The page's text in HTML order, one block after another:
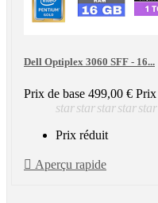
Dell Optiplex 3060 SFF - 16...
Prix de base 499,00 € Prix
star star star star star
Prix réduit
 Aperçu rapide